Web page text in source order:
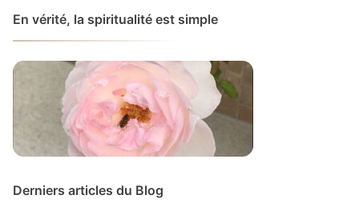
En vérité, la spiritualité est simple
Derniers articles du Blog